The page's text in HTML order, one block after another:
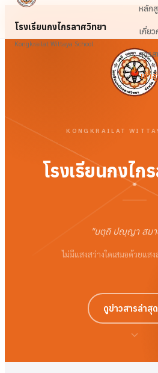
โรงเรียนกงไกรลาศวิทยา
Kongkrailat Wittaya School
หลัก
เกี่ยว
สาร
เข้าสู่
KONGKRAILAT
โรงเรียนกงไก
"นตฺถิ ปญฺญา สมา
ไม่มีแสงสว่างใดเสมอด้วยแส
ดูข่าวสารล่าสุด